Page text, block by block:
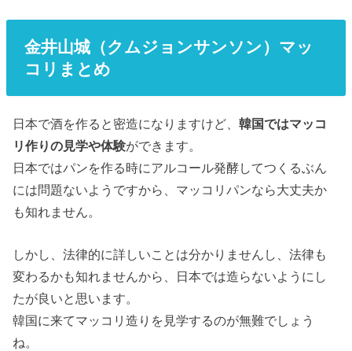
金井山城（クムジョンサンソン）マッ
コリまとめ
日本で酒を作ると密造になりますけど、韓国ではマッコ
リ作りの見学や体験ができます。
日本ではパンを作る時にアルコール発酵してつくるぶん
には問題ないようですから、マッコリパンなら大丈夫か
も知れません。
しかし、法律的に詳しいことは分かりませんし、法律も
変わるかも知れませんから、日本では造らないようにし
たが良いと思います。
韓国に来てマッコリ造りを見学するのが無難でしょう
ね。